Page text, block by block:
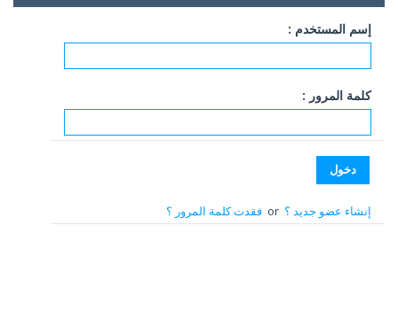
إسم المستخدم :
كلمة المرور :
إنشاء عضو جديد ؟or فقدت كلمة المرور ؟